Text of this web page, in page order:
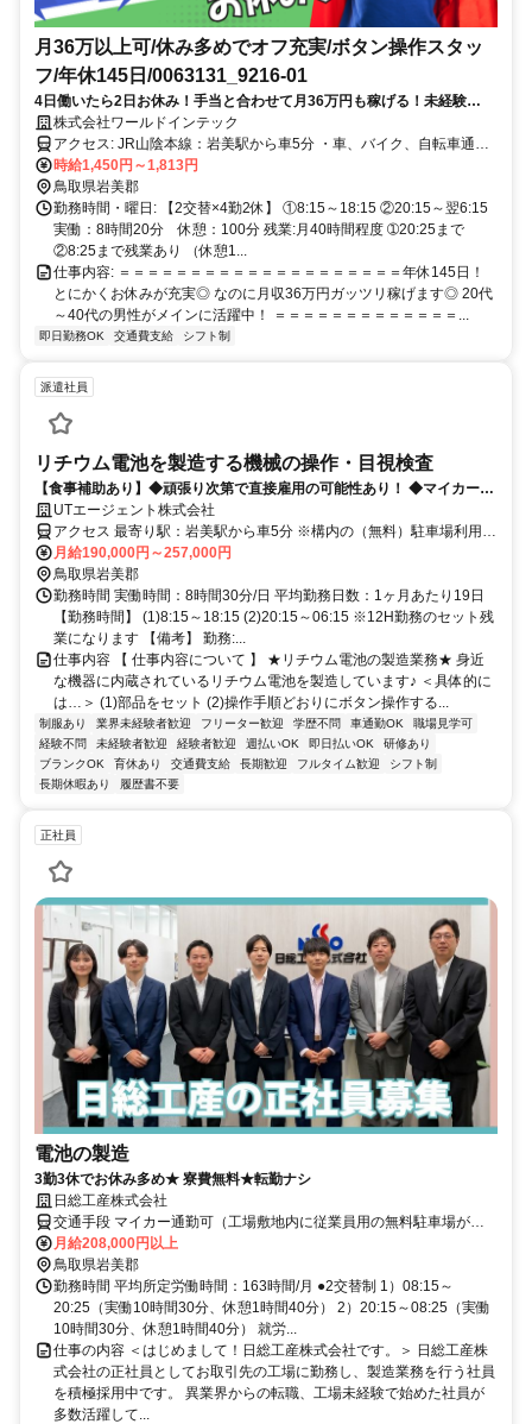
月36万以上可/休み多めでオフ充実/ボタン操作スタッ
フ/​年休145日/0063131_9216-01
4日働いたら2日お休み！手当と合わせて月36万円も稼げる！未経験
OK◎来社不要のカンタンなスマホ面接！
株式会社ワールドインテック
アクセス: JR山陰本線：岩美駅から車5分 ・車、バイク、自転車通勤
OK ・交通費規定支給 ・寮費無料の個室寮完備
時給1,450円～1,813円
鳥取県岩美郡
勤務時間・曜日: 【2交替×4勤2休】 ①8:15～18:15 ②20:15～翌6:15
実働：8時間20分 休憩：100分 残業:月40時間程度 ➀20:25まで
②8:25まで残業あり （休憩1...
仕事内容: ＝＝＝＝＝＝＝＝＝＝＝＝＝＝＝＝＝＝＝＝ ​年休145日！
とにかくお休みが充実◎ なのに月収36万円ガッツリ稼げます◎ 20代
～40代の男性がメインに活躍中！ ＝＝＝＝＝＝＝＝＝＝＝＝＝...
即日勤務OK 交通費支給 シフト制
派遣社員
リチウム電池を製造する機械の操作・目視検査
【食事補助あり】◆頑張り次第で直接雇用の可能性あり！ ◆マイカー通
勤もOK、通いやすい職場です ◆安心の交通費月3万円まで支給 ※規定
あり
UTエージェント株式会社
アクセス 最寄り駅：岩美駅から車5分 ※構内の（無料）駐車場利用
OK
月給190,000円～257,000円
鳥取県岩美郡
勤務時間 実働時間：8時間30分/日 平均勤務日数：1ヶ月あたり19日
【勤務時間】 (1)8:15～18:15 (2)20:15～06:15 ※12H勤務のセット残
業になります 【備考】 勤務:...
仕事内容 【 仕事内容について 】 ★リチウム電池の製造業務★ 身近
な機器に内蔵されているリチウム電池を製造しています♪ ＜具体的に
は…＞ (1)部品をセット (2)操作手順どおりにボタン操作する...
制服あり 業界未経験者歓迎 フリーター歓迎 学歴不問 車通勤OK
職場見学可
経験不問
未経験者歓迎 経験者歓迎 週払いOK 即日払いOK
研修あり
ブランクOK
育休あり 交通費支給 長期歓迎 フルタイム歓迎
シフト制
長期休暇あり
履歴書不要
正社員
電池の製造
3勤3休でお休み多め★ 寮費無料★転勤ナシ
日総工産株式会社
交通手段 マイカー通勤可（工場敷地内に従業員用の無料駐車場があ
ります。） JR山陰本線 岩美駅 より車で5分
月給208,000円以上
鳥取県岩美郡
勤務時間 平均所定労働時間：163時間/月 ●2交替制 1）08:15～
20:25（実働10時間30分、休憩1時間40分） 2）20:15～08:25（実働
10時間30分、休憩1時間40分） 就労...
仕事の内容 ＜はじめまして！日総工産株式会社です。＞ 日総工産株
式会社の正社員としてお取引先の工場に勤務し、製造業務を行う社員
を積極採用中です。 異業界からの転職、工場未経験で始めた社員が
多数活躍して...